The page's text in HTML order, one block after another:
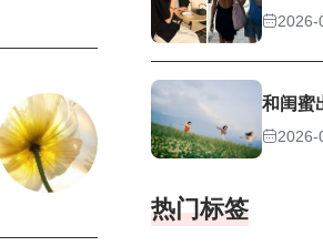
2026-
和闺蜜
2026-
热门标签